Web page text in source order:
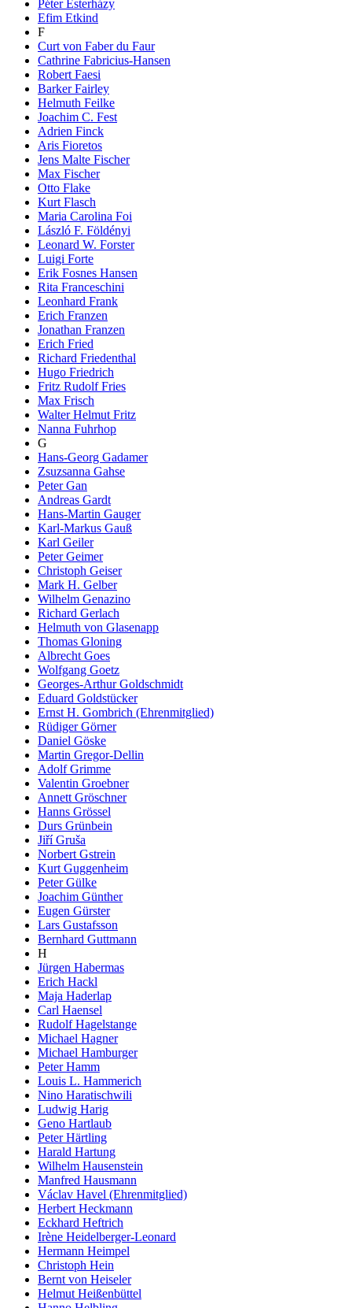
Péter Esterházy
Efim Etkind
F
Curt von Faber du Faur
Cathrine Fabricius-Hansen
Robert Faesi
Barker Fairley
Helmuth Feilke
Joachim C. Fest
Adrien Finck
Aris Fioretos
Jens Malte Fischer
Max Fischer
Otto Flake
Kurt Flasch
Maria Carolina Foi
László F. Földényi
Leonard W. Forster
Luigi Forte
Erik Fosnes Hansen
Rita Franceschini
Leonhard Frank
Erich Franzen
Jonathan Franzen
Erich Fried
Richard Friedenthal
Hugo Friedrich
Fritz Rudolf Fries
Max Frisch
Walter Helmut Fritz
Nanna Fuhrhop
G
Hans-Georg Gadamer
Zsuzsanna Gahse
Peter Gan
Andreas Gardt
Hans-Martin Gauger
Karl-Markus Gauß
Karl Geiler
Peter Geimer
Christoph Geiser
Mark H. Gelber
Wilhelm Genazino
Richard Gerlach
Helmuth von Glasenapp
Thomas Gloning
Albrecht Goes
Wolfgang Goetz
Georges-Arthur Goldschmidt
Eduard Goldstücker
Ernst H. Gombrich (Ehrenmitglied)
Rüdiger Görner
Daniel Göske
Martin Gregor-Dellin
Adolf Grimme
Valentin Groebner
Annett Gröschner
Hanns Grössel
Durs Grünbein
Jiří Gruša
Norbert Gstrein
Kurt Guggenheim
Peter Gülke
Joachim Günther
Eugen Gürster
Lars Gustafsson
Bernhard Guttmann
H
Jürgen Habermas
Erich Hackl
Maja Haderlap
Carl Haensel
Rudolf Hagelstange
Michael Hagner
Michael Hamburger
Peter Hamm
Louis L. Hammerich
Nino Haratischwili
Ludwig Harig
Geno Hartlaub
Peter Härtling
Harald Hartung
Wilhelm Hausenstein
Manfred Hausmann
Václav Havel (Ehrenmitglied)
Herbert Heckmann
Eckhard Heftrich
Irène Heidelberger-Leonard
Hermann Heimpel
Christoph Hein
Bernt von Heiseler
Helmut Heißenbüttel